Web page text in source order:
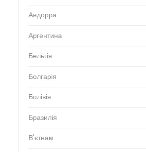
Андорра
Аргентина
Бельгія
Болгарія
Болівія
Бразилія
В'єтнам